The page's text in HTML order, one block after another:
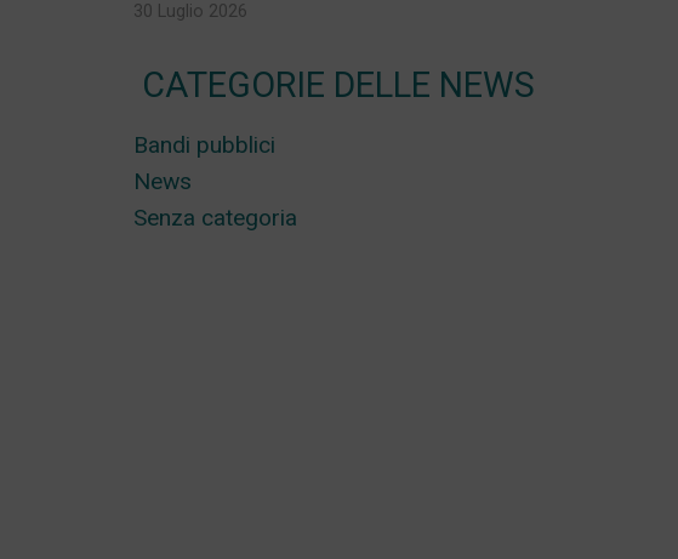
30 Luglio 2026
CATEGORIE DELLE NEWS
Bandi pubblici
News
Senza categoria